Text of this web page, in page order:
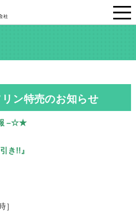
ン特売のお知らせ
–☆★
き!!』
］